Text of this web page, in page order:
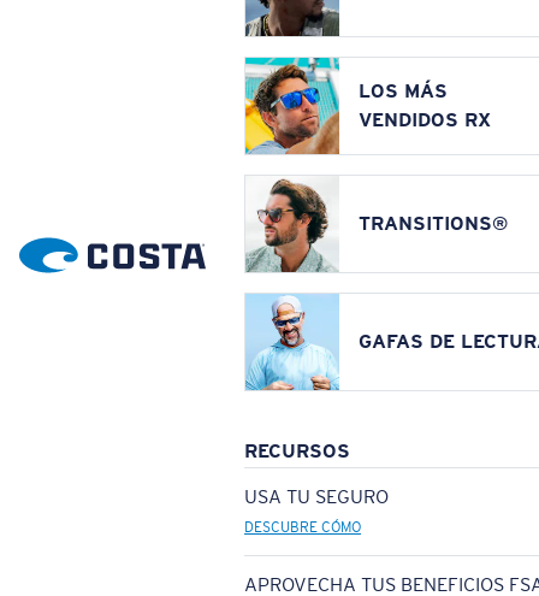
LOS MÁS
VENDIDOS RX
TRANSITIONS®
GAFAS DE
RECURSOS
USA TU SEGURO
DESCUBRE CÓMO
APROVECHA TUS BENEFICIOS